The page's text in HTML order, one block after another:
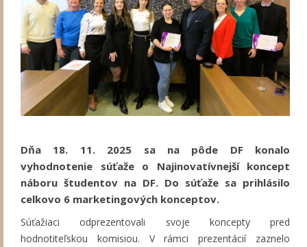
Dňa 18. 11. 2025 sa na pôde DF konalo
vyhodnotenie súťaže o Najinovatívnejší koncept
náboru študentov na DF. Do súťaže sa prihlásilo
celkovo 6 marketingových konceptov.
Súťažiaci odprezentovali svoje koncepty pred
hodnotiteľskou komisiou. V rámci prezentácií zaznelo